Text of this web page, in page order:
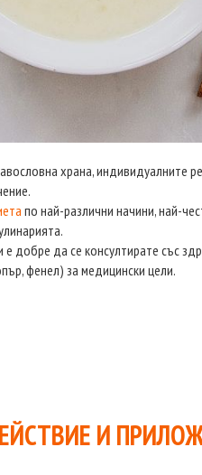
храна, индивидуалните
по най-различни начини, най-
добрe да се консултирате със
фенел) за медицински цели.
И